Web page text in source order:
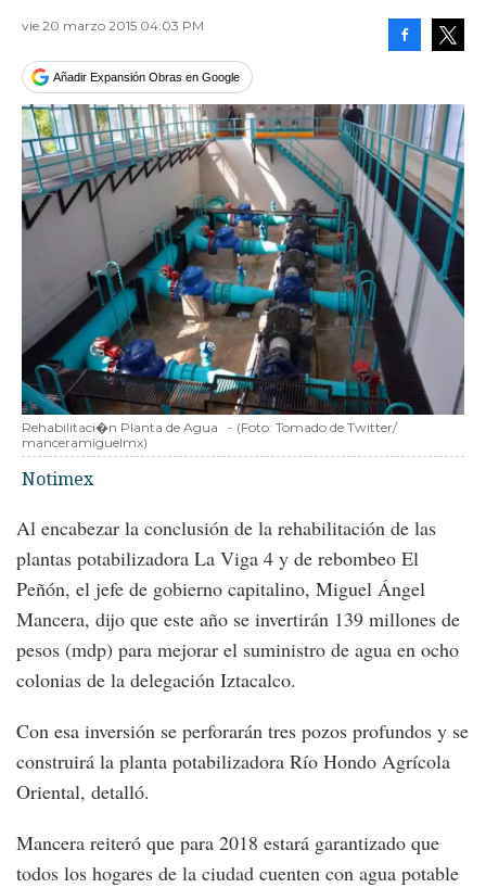
vie 20 marzo 2015 04:03 PM
Añadir Expansión Obras en Google
Rehabilitaci�n Planta de Agua - (Foto: Tomado de Twitter/
manceramiguelmx)
Notimex
Al encabezar la conclusión de la rehabilitación de las
plantas potabilizadora La Viga 4 y de rebombeo El
Peñón, el jefe de gobierno capitalino, Miguel Ángel
Mancera, dijo que este año se invertirán 139 millones de
pesos (mdp) para mejorar el suministro de agua en ocho
colonias de la delegación Iztacalco.
Con esa inversión se perforarán tres pozos profundos y se
construirá la planta potabilizadora Río Hondo Agrícola
Oriental, detalló.
Mancera reiteró que para 2018 estará garantizado que
todos los hogares de la ciudad cuenten con agua potable